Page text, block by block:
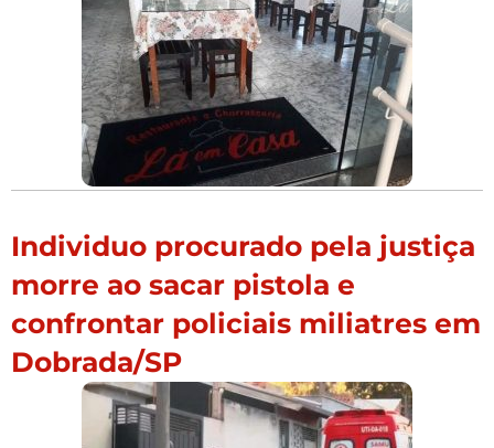
Individuo procurado pela justiça
morre ao sacar pistola e
confrontar policiais miliatres em
Dobrada/SP